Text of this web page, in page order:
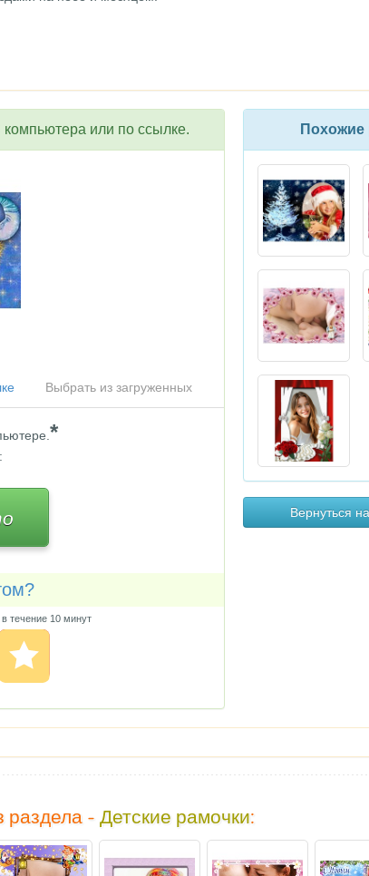
Похожие
Вернуться
или по ссылке.
Выбрать из загруженных
*
течение 10 минут
раздела - Детские рамочки: